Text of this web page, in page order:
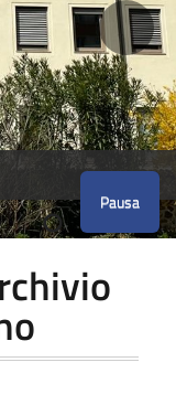
Pausa